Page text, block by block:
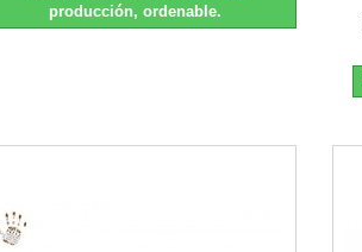
producción, ordenable.